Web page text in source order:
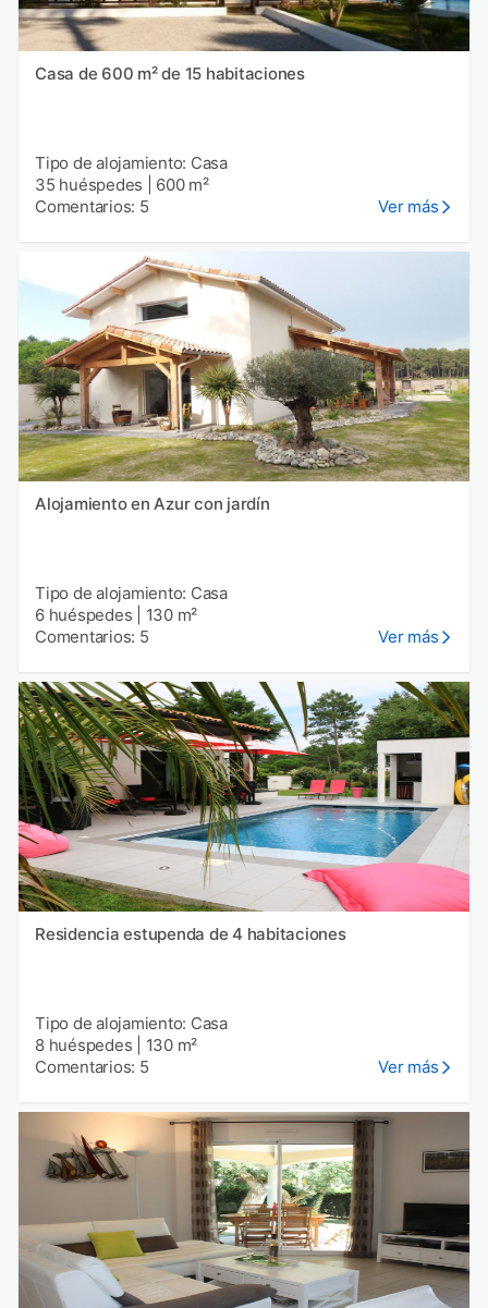
Casa de 600 m² de 15 habitaciones
Tipo de alojamiento: Casa
35 huéspedes
600 m²
Comentarios: 5
Ver más
Alojamiento en Azur con jardín
Tipo de alojamiento: Casa
6 huéspedes
130 m²
Comentarios: 5
Ver más
Residencia estupenda de 4 habitaciones
Tipo de alojamiento: Casa
8 huéspedes
130 m²
Comentarios: 5
Ver más